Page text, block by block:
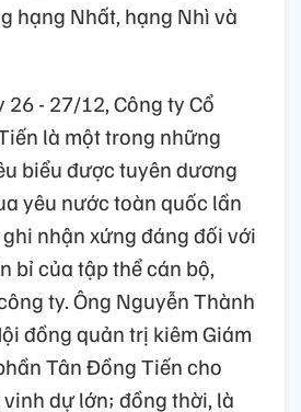
hạng Nhất, hạng Nhì và
- 27/12, Công ty Cổ
là một trong những
biểu được tuyên dương
yêu nước toàn quốc lần
nhận xứng đáng đối với
bỉ của tập thể cán bộ,
ty. Ông Nguyễn Thành
đồng quản trị kiêm Giám
Tân Đồng Tiến cho
dự lớn; đồng thời, là